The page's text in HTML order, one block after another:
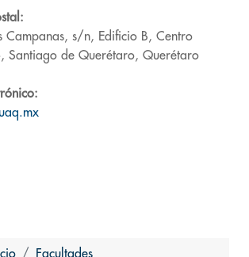
Campanas, s/n, Edificio B, Centro
Santiago de Querétaro, Querétaro
Facultades